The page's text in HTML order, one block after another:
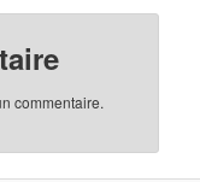
commentaire.